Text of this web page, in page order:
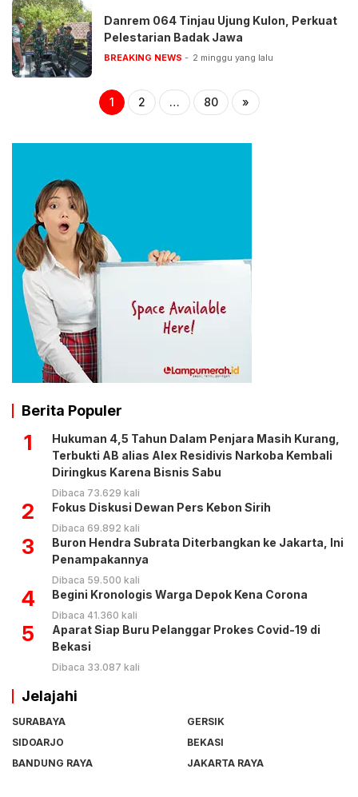
Danrem 064 Tinjau Ujung Kulon, Perkuat
Pelestarian Badak Jawa
BREAKING NEWS 2 minggu yang lalu
1 2 … 80 »
Berita Populer
1
Hukuman 4,5 Tahun Dalam Penjara Masih Kurang,
Terbukti AB alias Alex Residivis Narkoba Kembali
Diringkus Karena Bisnis Sabu
Dibaca 73.629 kali
2 Fokus Diskusi Dewan Pers Kebon Sirih
Dibaca 69.892 kali
3
Buron Hendra Subrata Diterbangkan ke Jakarta, Ini
Penampakannya
Dibaca 59.500 kali
4 Begini Kronologis Warga Depok Kena Corona
Dibaca 41.360 kali
5
Aparat Siap Buru Pelanggar Prokes Covid-19 di
Bekasi
Dibaca 33.087 kali
Jelajahi
SURABAYA
GERSIK
SIDOARJO
BEKASI
BANDUNG RAYA
JAKARTA RAYA